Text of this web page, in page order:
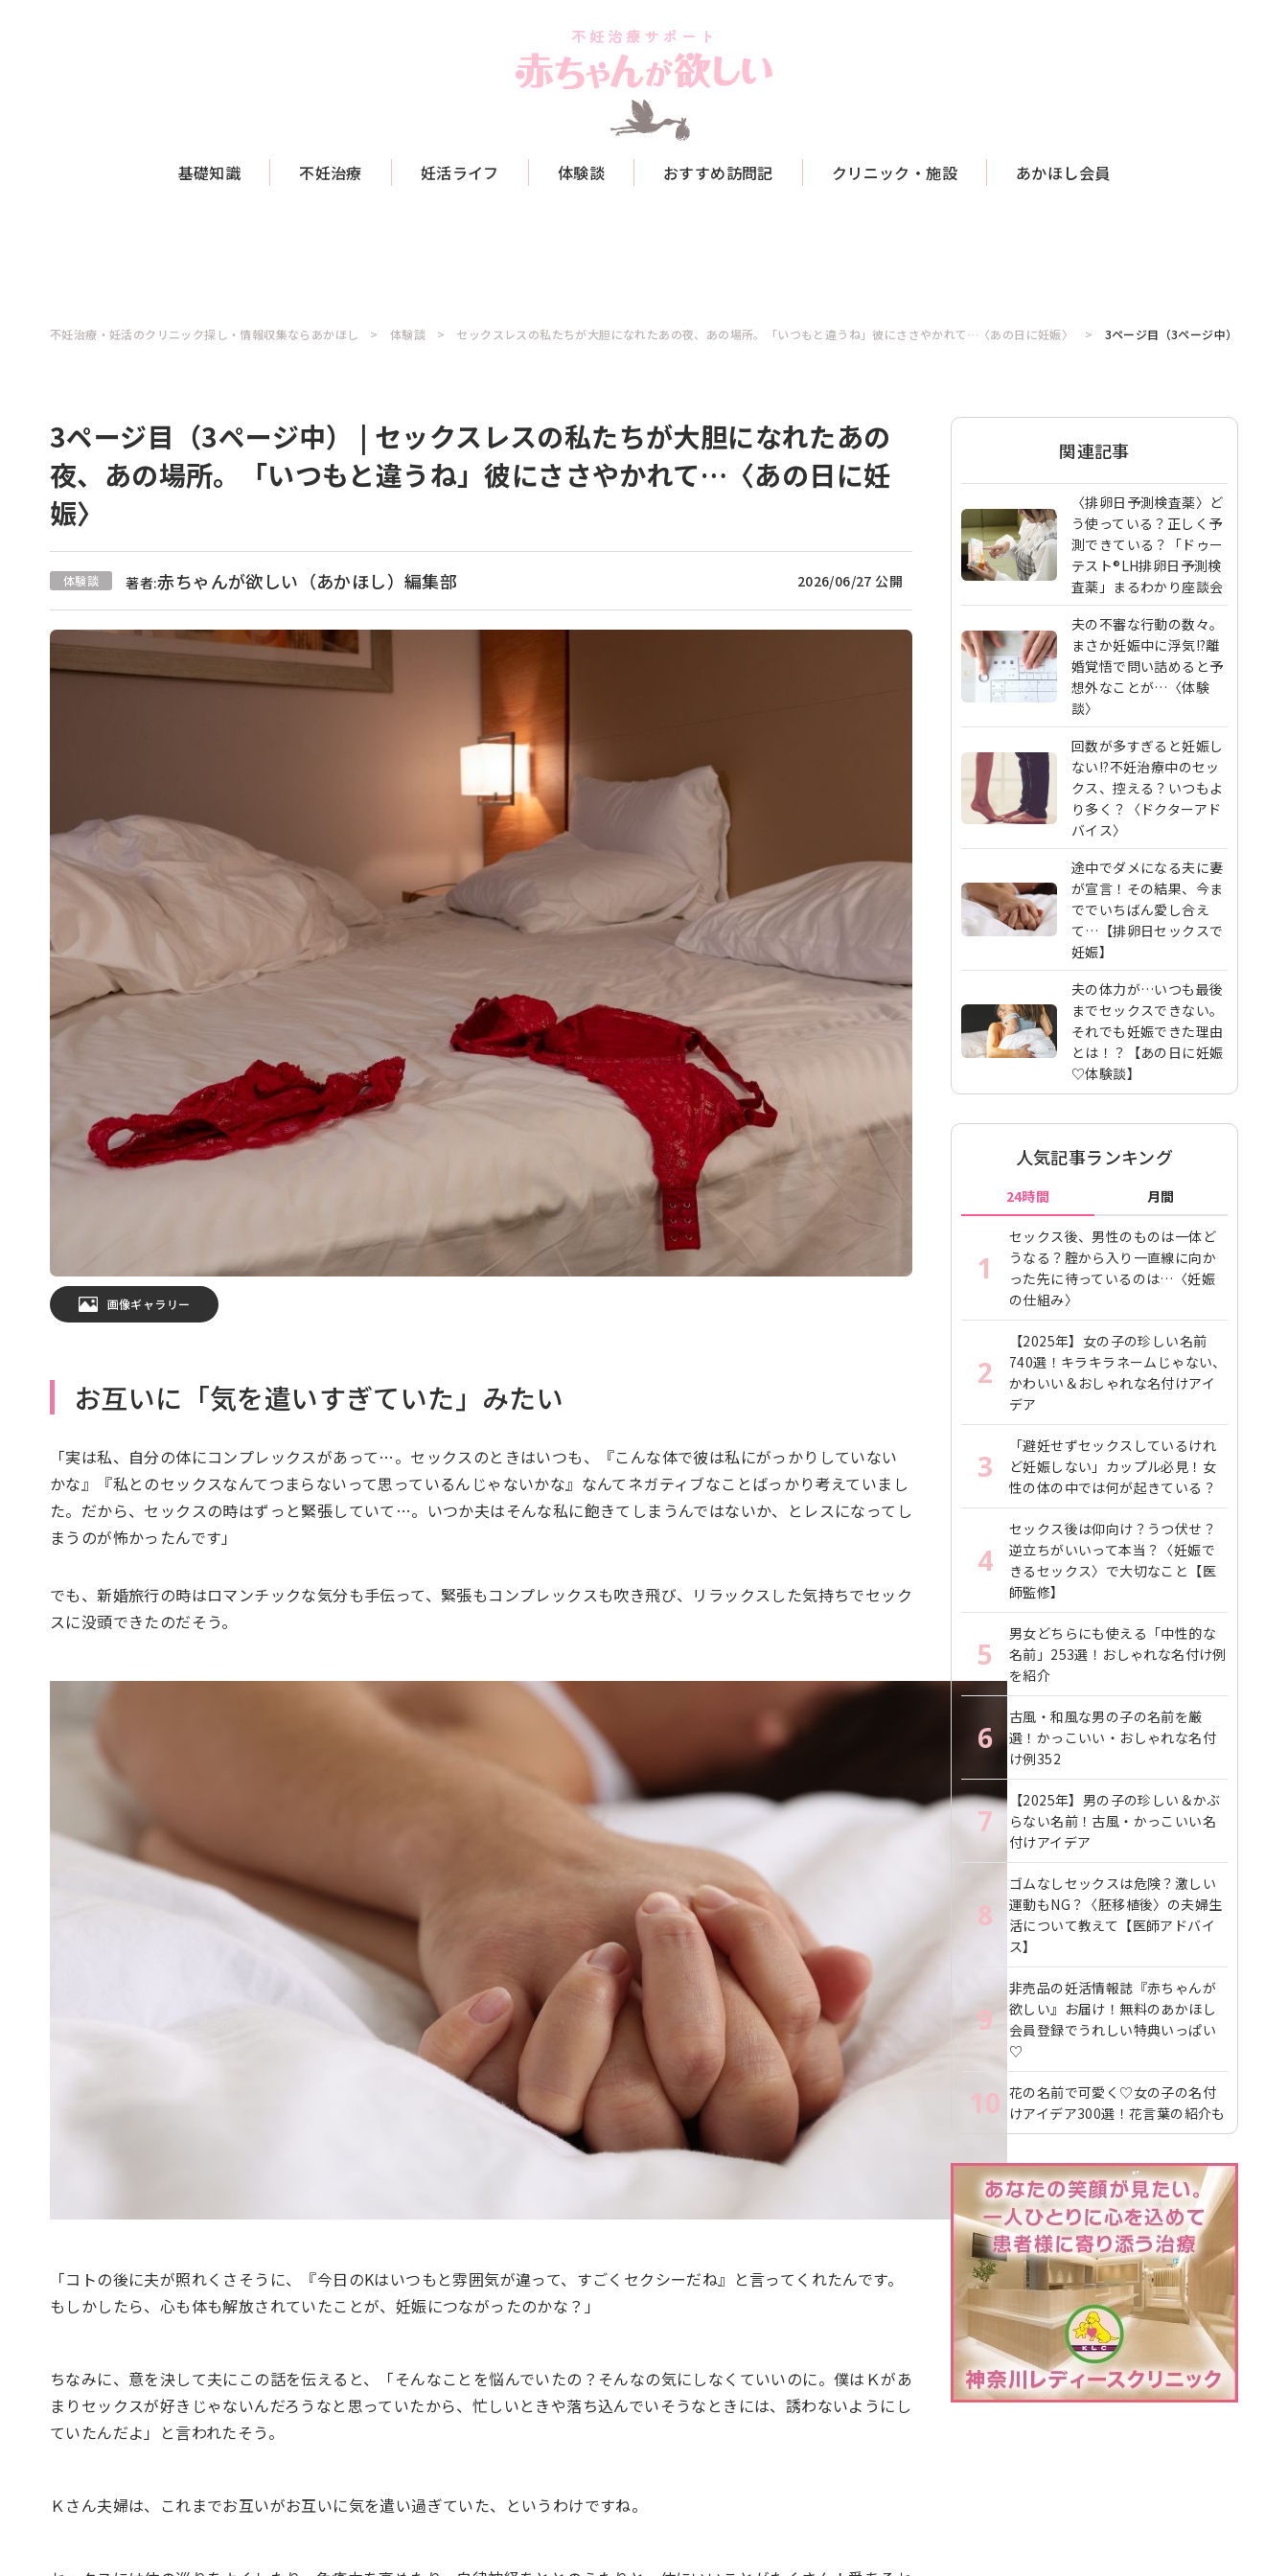
基礎知識 不妊治療 妊活ライフ 体験談 おすすめ訪問記 クリニック・施設 あかほし会員
不妊治療・妊活のクリニック探し・情報収集ならあかほし 体験談 セックスレスの私たちが大胆になれたあの夜、あの場所。「いつもと違うね」彼にささやかれて…〈あの日に妊娠〉 3ページ目（3ページ中）
3ページ目（3ページ中） | セックスレスの私たちが大胆になれたあの
夜、あの場所。「いつもと違うね」彼にささやかれて…〈あの日に妊
娠〉
体験談 著者:赤ちゃんが欲しい（あかほし）編集部 2026/06/27 公開
画像ギャラリー
お互いに「気を遣いすぎていた」みたい
「実は私、自分の体にコンプレックスがあって…。セックスのときはいつも、『こんな体で彼は私にがっかりしていない
かな』『私とのセックスなんてつまらないって思っているんじゃないかな』なんてネガティブなことばっかり考えていまし
た。だから、セックスの時はずっと緊張していて…。いつか夫はそんな私に飽きてしまうんではないか、とレスになってし
まうのが怖かったんです」
でも、新婚旅行の時はロマンチックな気分も手伝って、緊張もコンプレックスも吹き飛び、リラックスした気持ちでセック
スに没頭できたのだそう。
「コトの後に夫が照れくさそうに、『今日のKはいつもと雰囲気が違って、すごくセクシーだね』と言ってくれたんです。
もしかしたら、心も体も解放されていたことが、妊娠につながったのかな？」
ちなみに、意を決して夫にこの話を伝えると、「そんなことを悩んでいたの？そんなの気にしなくていいのに。僕はＫがあ
まりセックスが好きじゃないんだろうなと思っていたから、忙しいときや落ち込んでいそうなときには、誘わないようにし
ていたんだよ」と言われたそう。
Ｋさん夫婦は、これまでお互いがお互いに気を遣い過ぎていた、というわけですね。
関連記事
〈排卵日予測検査薬〉ど
う使っている？正しく予
測できている？「ドゥー
テスト®LH排卵日予測検
査薬」まるわかり座談会
夫の不審な行動の数々。
まさか妊娠中に浮気!?離
婚覚悟で問い詰めると予
想外なことが…〈体験
談〉
回数が多すぎると妊娠し
ない!?不妊治療中のセッ
クス、控える？いつもよ
り多く？〈ドクターアド
バイス〉
途中でダメになる夫に妻
が宣言！その結果、今ま
ででいちばん愛し合え
て…【排卵日セックスで
妊娠】
夫の体力が…いつも最後
までセックスできない。
それでも妊娠できた理由
とは！？【あの日に妊娠
♡体験談】
人気記事ランキング
24時間 月間
1
セックス後、男性のものは一体ど
うなる？腟から入り一直線に向か
った先に待っているのは…〈妊娠
の仕組み〉
2
【2025年】女の子の珍しい名前
740選！キラキラネームじゃない、
かわいい＆おしゃれな名付けアイ
デア
3
「避妊せずセックスしているけれ
ど妊娠しない」カップル必見！女
性の体の中では何が起きている？
4
セックス後は仰向け？うつ伏せ？
逆立ちがいいって本当？〈妊娠で
きるセックス〉で大切なこと【医
師監修】
5
男女どちらにも使える「中性的な
名前」253選！おしゃれな名付け例
を紹介
6
古風・和風な男の子の名前を厳
選！かっこいい・おしゃれな名付
け例352
7
【2025年】男の子の珍しい＆かぶ
らない名前！古風・かっこいい名
付けアイデア
8
ゴムなしセックスは危険？激しい
運動もNG？〈胚移植後〉の夫婦生
活について教えて【医師アドバイ
ス】
9
非売品の妊活情報誌『赤ちゃんが
欲しい』お届け！無料のあかほし
会員登録でうれしい特典いっぱい
♡
10 花の名前で可愛く♡女の子の名付
けアイデア300選！花言葉の紹介も